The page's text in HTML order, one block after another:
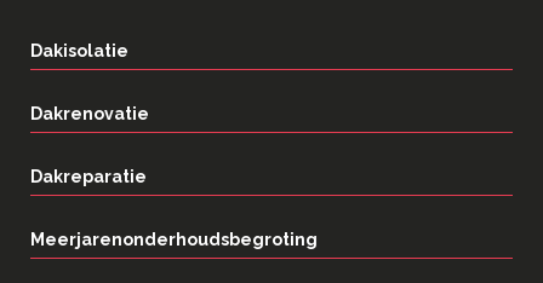
Dakisolatie
Dakrenovatie
Dakreparatie
Meerjarenonderhoudsbegroting